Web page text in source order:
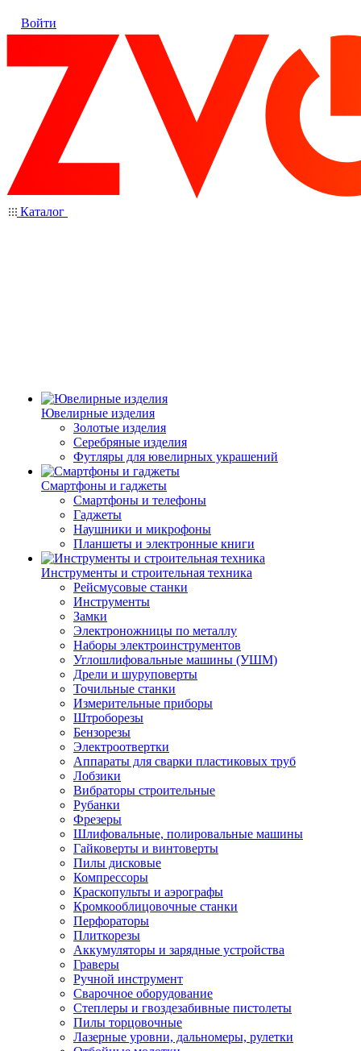
Войти
Каталог
Ювелирные изделия
Золотые изделия
Серебряные изделия
Футляры для ювелирных украшений
Смартфоны и гаджеты
Смартфоны и телефоны
Гаджеты
Наушники и микрофоны
Планшеты и электронные книги
Инструменты и строительная техника
Рейсмусовые станки
Инструменты
Замки
Электроножницы по металлу
Наборы электроинструментов
Углошлифовальные машины (УШМ)
Дрели и шуруповерты
Точильные станки
Измерительные приборы
Штроборезы
Бензорезы
Электроотвертки
Аппараты для сварки пластиковых труб
Лобзики
Вибраторы строительные
Рубанки
Фрезеры
Шлифовальные, полировальные машины
Гайковерты и винтоверты
Пилы дисковые
Компрессоры
Краскопульты и аэрографы
Кромкооблицовочные станки
Перфораторы
Плиткорезы
Аккумуляторы и зарядные устройства
Граверы
Ручной инструмент
Сварочное оборудование
Степлеры и гвоздезабивные пистолеты
Пилы торцовочные
Лазерные уровни, дальномеры, рулетки